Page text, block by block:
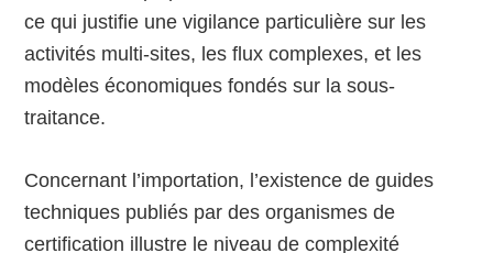
ce qui justifie une vigilance particulière sur les
activités multi-sites, les flux complexes, et les
modèles économiques fondés sur la sous-
traitance.
Concernant l’importation, l’existence de guides
techniques publiés par des organismes de
certification illustre le niveau de complexité